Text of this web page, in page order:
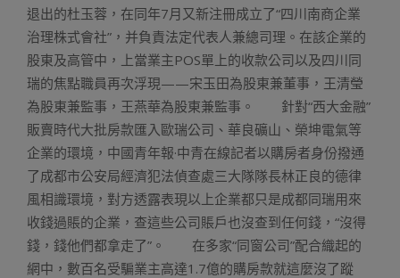
退出的杜玉蓉，在同年7月又新注冊成立了“四川南商企業
治理株式會社”，并負責法定代表人兼總司理。在該企業的
股東及高管中，上當業主POS單上的收款公司以及四川同
瑞的焦點職員再次浮現——宋玉田為股東兼董事，王清瑩
為股東兼監事，王燕華為股東兼監事。 針對“西大金融”
販賣時代大批房款匯入歐瑞公司、華良礦山、榮坤電氣等
企業的環境，中國青年報·中青在線記者以購房者身份撥通
了成都市公安局經濟犯法偵查處三大隊隊長林正良的德律
風相識環境，對方透露表現以上企業都只是成都同瑞用來
收錢過賬的企業，查這些公司賬戶也沒查到任何錢，“沒得
錢，錢他們都拿走了”。 在多家“同窗公司”配合織起的
網中，數百名受騙業主高達1.7億的購房款就這麼沒了蹤